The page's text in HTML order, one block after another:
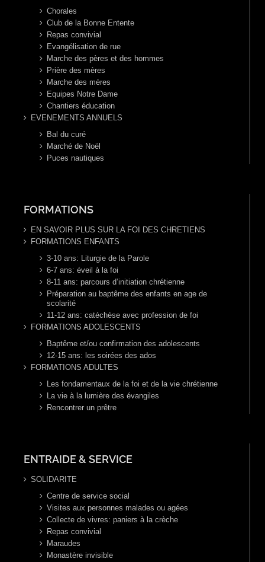
Chorales
Club de la Bonne Entente
Repas convivial
Evangélisation de rue
Marche des pères et des hommes
Prière des mères
Marche des mères
Equipes Notre Dame
Chantiers éducation
EVENEMENTS ANNUELS
Bal du curé
Marché de Noël
Puces nautiques
FORMATIONS
EN SAVOIR PLUS SUR LA FOI DES CHRETIENS
FORMATIONS ENFANTS
3-10 ans: Liturgie de la Parole
6-7 ans: éveil à la foi
8-11 ans: parcours d’initiation chrétienne
Préparation au baptême des enfants en age de
scolarité
11-12 ans: catéchèse avec profession de foi
FORMATIONS ADOLESCENTS
Baptême et/ou confirmation des adolescents
12-15 ans: les soirées des ados
FORMATIONS ADULTES
Les fondamentaux de la foi et de la vie chrétienne
La vie à la lumière des évangiles
Rencontrer un prêtre
ENTRAIDE & SERVICE
SOLIDARITE
Centre de service social
Visites aux personnes malades ou agées
Collecte de vivres: paniers à la crèche
Repas convivial
Maraudes
Monastère invisible